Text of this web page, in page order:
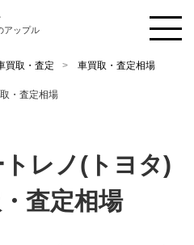
アップル
買取・査定
車買取・査定相場
・査定相場
レノ(トヨタ)
査定相場